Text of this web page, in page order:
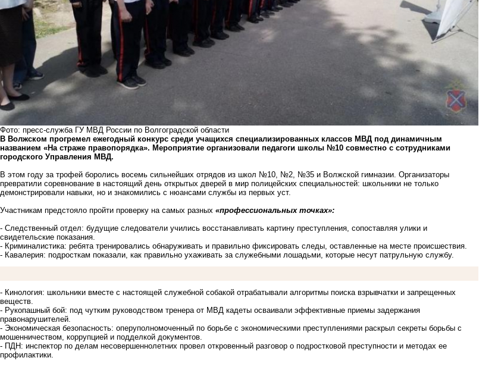
Фото: пресс-служба ГУ МВД России по Волгоградской области
В Волжском прогремел ежегодный конкурс среди учащихся специализированных классов МВД под динамичным
названием «На страже правопорядка». Мероприятие организовали педагоги школы №10 совместно с сотрудниками
городского Управления МВД.
В этом году за трофей боролись восемь сильнейших отрядов из школ №10, №2, №35 и Волжской гимназии. Организаторы
превратили соревнование в настоящий день открытых дверей в мир полицейских специальностей: школьники не только
демонстрировали навыки, но и знакомились с нюансами службы из первых уст.
Участникам предстояло пройти проверку на самых разных «профессиональных точках»:
- Следственный отдел: будущие следователи учились восстанавливать картину преступления, сопоставляя улики и
свидетельские показания.
- Криминалистика: ребята тренировались обнаруживать и правильно фиксировать следы, оставленные на месте происшествия.
- Кавалерия: подросткам показали, как правильно ухаживать за служебными лошадьми, которые несут патрульную службу.
- Кинология: школьники вместе с настоящей служебной собакой отрабатывали алгоритмы поиска взрывчатки и запрещенных
веществ.
- Рукопашный бой: под чутким руководством тренера от МВД кадеты осваивали эффективные приемы задержания
правонарушителей.
- Экономическая безопасность: оперуполномоченный по борьбе с экономическими преступлениями раскрыл секреты борьбы с
мошенничеством, коррупцией и подделкой документов.
- ПДН: инспектор по делам несовершеннолетних провел откровенный разговор о подростковой преступности и методах ее
профилактики.